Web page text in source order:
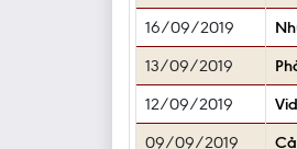
16/09/2019
13/09/2019
12/09/2019
09/09/2019